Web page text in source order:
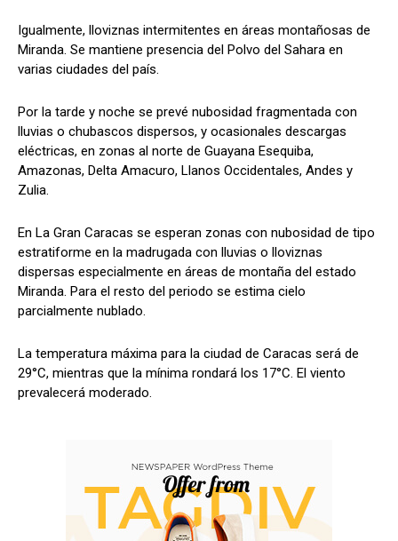
Igualmente, lloviznas intermitentes en áreas montañosas de
Miranda. Se mantiene presencia del Polvo del Sahara en
varias ciudades del país.
Por la tarde y noche se prevé nubosidad fragmentada con
lluvias o chubascos dispersos, y ocasionales descargas
eléctricas, en zonas al norte de Guayana Esequiba,
Amazonas, Delta Amacuro, Llanos Occidentales, Andes y
Zulia.
En La Gran Caracas se esperan zonas con nubosidad de tipo
estratiforme en la madrugada con lluvias o lloviznas
dispersas especialmente en áreas de montaña del estado
Miranda. Para el resto del periodo se estima cielo
parcialmente nublado.
La temperatura máxima para la ciudad de Caracas será de
29°C, mientras que la mínima rondará los 17°C. El viento
prevalecerá moderado.